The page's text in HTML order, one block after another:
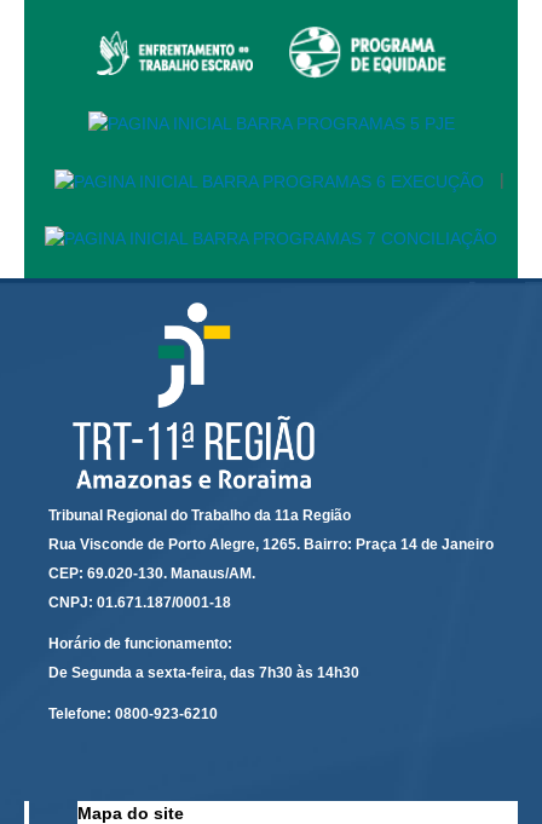
Ação Trabalhista (Atermação)
Atermação On-line - Interior do Amazonas
Consulta de Pautas
Atas de Sessões do Pleno
Audiências e Sessões
Calendário das Sessões da 1ª Turma 2026
Calendário de Sessões da 2ª Turma - 2026
Calendário das Sessões da 3ª Turma 2026
Calendário das Sessões do Pleno e Especializadas 2026
Cartilhas
Cadastro de Peritos, Tradutores e Intérpretes
Calendários
Calendário Geral
Calendário de Eventos
|
Tribunal Regional do Trabalho da 11a Região
Rua Visconde de Porto Alegre, 1265. Bairro: Praça 14 de Janeiro
CEP: 69.020-130. Manaus/AM.
CNPJ: 01.671.187/0001-18
Horário de funcionamento:
De Segunda a sexta-feira, das 7h30 às 14h30
Telefone: 0800-923-6210
Mapa do site